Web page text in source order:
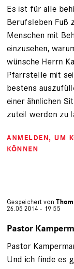
Es ist für alle
Berufsleben Fuß
Menschen mit
einzusehen,
wünsche Herrn
Pfarrstelle mit
bestens
einer ähnlichen
zuteil werden zu
ANMELDEN, UM
KÖNNEN
Gespeichert von
26.05.2014 - 19:55
Pastor
Pastor
Und ich finde es